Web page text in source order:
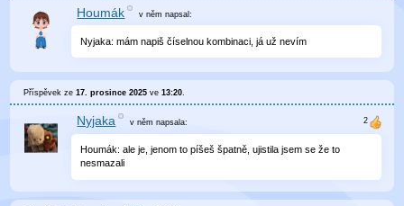
Houmák v němnapsal:
Nyjaka: mám napiš číselnou kombinaci, já už nevím
Příspěvek ze17. prosince 2025 ve13:20
Nyjaka v němnapsala:
Houmák: ale je, jenom to píšeš špatně, ujistila jsem se že to
nesmazali